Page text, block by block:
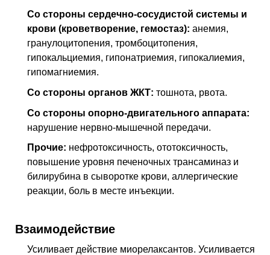
Со стороны сердечно-сосудистой системы и
крови (кроветворение, гемостаз): анемия,
гранулоцитопения, тромбоцитопения,
гипокальциемия, гипонатриемия, гипокалиемия,
гипомагниемия.
Со стороны органов ЖКТ: тошнота, рвота.
Со стороны опорно-двигательного аппарата:
нарушение нервно-мышечной передачи.
Прочие: нефротоксичность, ототоксичность,
повышение уровня печеночных трансаминаз и
билирубина в сыворотке крови, аллергические
реакции, боль в месте инъекции.
Взаимодействие
Усиливает действие миорелаксантов. Усиливается